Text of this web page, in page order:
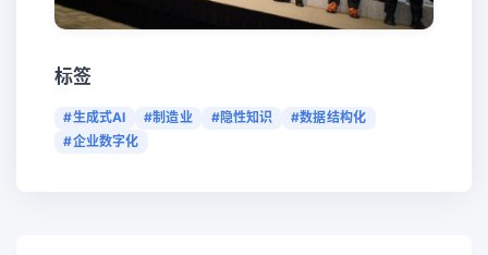
标签
#生成式AI #制造业 #隐性知识
#数据结构化
#企业数字化